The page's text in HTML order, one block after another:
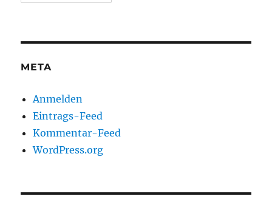
META
Anmelden
Eintrags-Feed
Kommentar-Feed
WordPress.org